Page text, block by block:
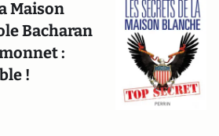
Maison
Bacharan
:
!